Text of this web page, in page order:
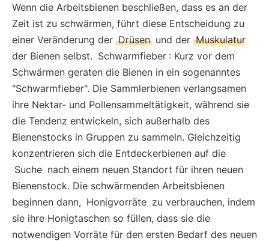
Wenn die Arbeitsbienen beschließen, dass es an der
Zeit ist zu schwärmen, führt diese Entscheidung zu
einer Veränderung der Drüsen und der Muskulatur
der Bienen selbst. Schwarmfieber : Kurz vor dem
Schwärmen geraten die Bienen in ein sogenanntes
"Schwarmfieber". Die Sammlerbienen verlangsamen
ihre Nektar- und Pollensammeltätigkeit, während sie
die Tendenz entwickeln, sich außerhalb des
Bienenstocks in Gruppen zu sammeln. Gleichzeitig
konzentrieren sich die Entdeckerbienen auf die
Suche nach einem neuen Standort für ihren neuen
Bienenstock. Die schwärmenden Arbeitsbienen
beginnen dann, Honigvorräte zu verbrauchen, indem
sie ihre Honigtaschen so füllen, dass sie die
notwendigen Vorräte für den ersten Bedarf des neuen